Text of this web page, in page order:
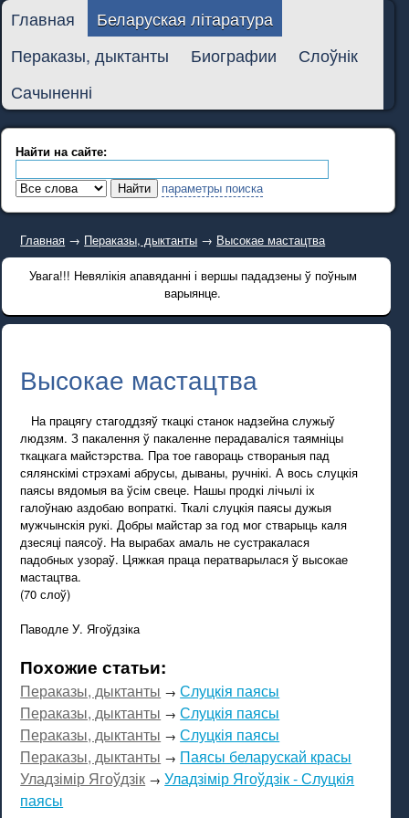
Главная
Беларуская літаратура
Пераказы, дыктанты
Биографии
Слоўнік
Сачыненні
Найти на сайте:
параметры поиска
Главная → Пераказы, дыктанты → Высокае мастацтва
Увага!!! Невялікія апавяданні і вершы пададзены ў поўным
варыянце.
Высокае мастацтва
На працягу стагоддзяў ткацкі станок надзейна служыў
людзям. З пакалення ў пакаленне перадаваліся таямніцы
ткацкага майстэрства. Пра тое гавораць створаныя пад
сялянскімі стрэхамі абрусы, дываны, ручнікі. А вось слуцкія
паясы вядомыя ва ўсім свеце. Нашы продкі лічылі іх
галоўнаю аздобаю вопраткі. Ткалі слуцкія паясы дужыя
мужчынскія рукі. Добры майстар за год мог стварыць каля
дзесяці паясоў. На вырабах амаль не сустракалася
падобных узораў. Цяжкая праца ператварылася ў высокае
мастацтва.
(70 слоў)
Паводле У. Ягоўдзіка
Похожие статьи:
Пераказы, дыктанты →Слуцкія паясы
Пераказы, дыктанты →Слуцкія паясы
Пераказы, дыктанты →Слуцкія паясы
Пераказы, дыктанты → Паясы беларускай красы
Уладзімір Ягоўдзік →Уладзімір Ягоўдзік - Слуцкія
паясы